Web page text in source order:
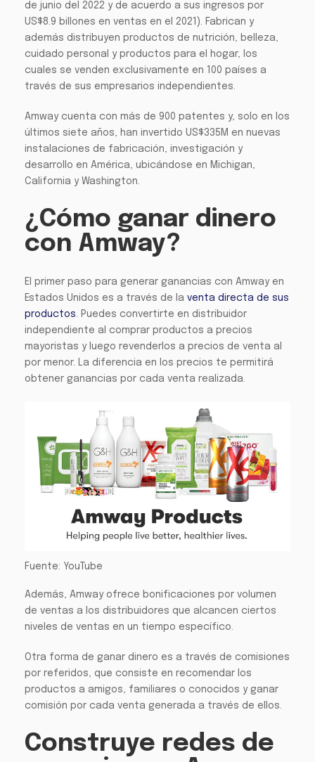
de junio del 2022 y de acuerdo a sus ingresos por
US$8.9 billones en ventas en el 2021). Fabrican y
además distribuyen productos de nutrición, belleza,
cuidado personal y productos para el hogar, los
cuales se venden exclusivamente en 100 países a
través de sus empresarios independientes.
Amway cuenta con más de 900 patentes y, solo en los
últimos siete años, han invertido US$335M en nuevas
instalaciones de fabricación, investigación y
desarrollo en América, ubicándose en Michigan,
California y Washington.
¿Cómo ganar dinero
con Amway?
El primer paso para generar ganancias con Amway en
Estados Unidos es a través de la venta directa de sus
productos. Puedes convertirte en distribuidor
independiente al comprar productos a precios
mayoristas y luego revenderlos a precios de venta al
por menor. La diferencia en los precios te permitirá
obtener ganancias por cada venta realizada.
Fuente: YouTube
Además, Amway ofrece bonificaciones por volumen
de ventas a los distribuidores que alcancen ciertos
niveles de ventas en un tiempo específico.
Otra forma de ganar dinero es a través de comisiones
por referidos, que consiste en recomendar los
productos a amigos, familiares o conocidos y ganar
comisión por cada venta generada a través de ellos.
Construye redes de